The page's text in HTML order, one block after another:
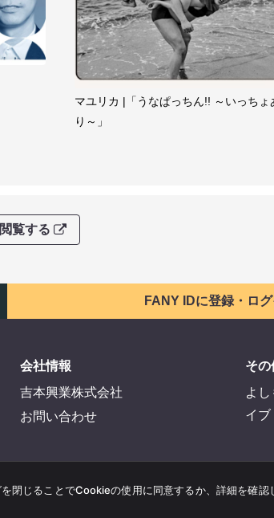
マユリカ |「うなぱっちん!! ～いっちょ
り～」
覧する
FANY IDに登録・ロ
会社情報
吉本興業株式会社
お問い合わせ
その
よ
イブ
じることでCookieの使用に同意するか、詳細を確認